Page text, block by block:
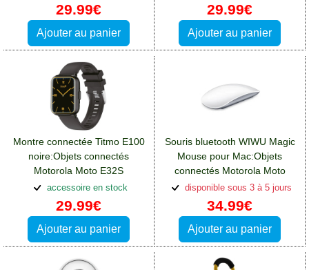
29.99€
Ajouter au panier
29.99€
Ajouter au panier
Montre connectée Titmo E100
noire:Objets connectés
Motorola Moto E32S
accessoire en stock
29.99€
Ajouter au panier
Souris bluetooth WIWU Magic
Mouse pour Mac:Objets
connectés Motorola Moto
E32S
disponible sous 3 à 5 jours
34.99€
Ajouter au panier